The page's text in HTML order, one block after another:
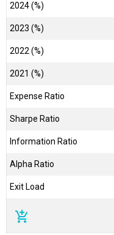
2024 (%)
2023 (%)
2022 (%)
2021 (%)
Expense Ratio
Sharpe Ratio
Information Ratio
Alpha Ratio
Exit Load
add_shopping_cart